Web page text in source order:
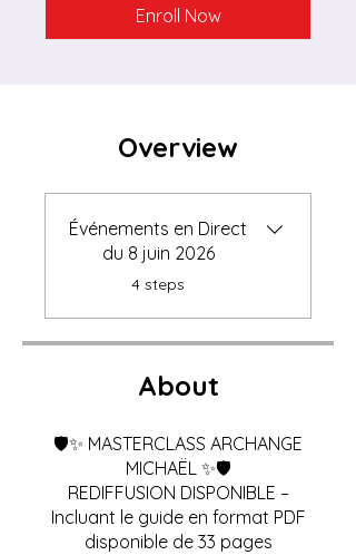
Overview
Événements en Direct
du 8 juin 2026
.
4 steps
About
🛡️✨ MASTERCLASS ARCHANGE
MICHAËL ✨🛡️
REDIFFUSION DISPONIBLE –
Incluant le guide en format PDF
disponible de 33 pages
Enroll Now